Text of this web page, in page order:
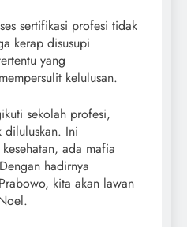
sertifikasi profesi tidak
kerap disusupi
yang
kelulusan.
sekolah profesi,
diluluskan. Ini
ada mafia
hadirnya
kita akan lawan